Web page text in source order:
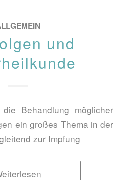
und
Behandlung möglicher
ein großes Thema in der
zur Impfung